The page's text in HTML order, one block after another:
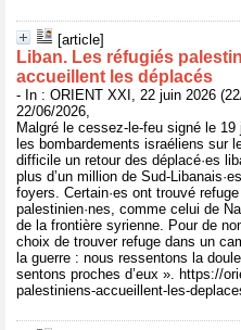
[article]
Liban. Les réfugiés
accueillent les déplacés
- In : ORIENT XXI, 22 juin 2026
22/06/2026,
Malgré le cessez-le-feu signé le
les bombardements israéliens sur
difficile un retour des déplacé·es
plus d’un million de Sud-
foyers. Certain·es ont trouvé
palestinien·nes, comme celui de
de la frontière syrienne. Pour de
choix de trouver refuge dans un
la guerre : nous ressentons la
sentons proches d’eux ». https://
palestiniens-accueillent-les-